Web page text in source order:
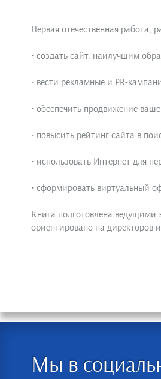
Первая отечественная работа,
· cоздать сайт, наилучшим
· вести рекламные и PR-
· обеспечить продвижение
· повысить рейтинг сайта в
· использовать Интернет для
· сформировать виртуальный
Книга подготовлена ведущими
ориентировано на директоров
Мы в